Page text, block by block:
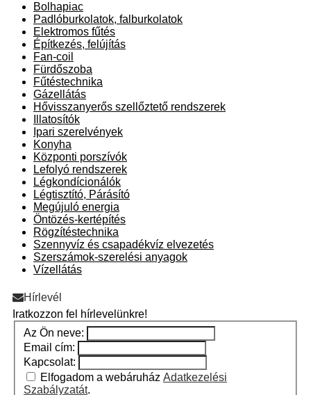
Bolhapiac
Padlóburkolatok, falburkolatok
Elektromos fűtés
Építkezés, felújítás
Fan-coil
Fürdőszoba
Fűtéstechnika
Gázellátás
Hővisszanyerős szellőztető rendszerek
Illatosítók
Ipari szerelvények
Konyha
Központi porszívók
Lefolyó rendszerek
Légkondícionálók
Légtisztító, Párásító
Megújuló energia
Öntözés-kertépítés
Rögzítéstechnika
Szennyvíz és csapadékvíz elvezetés
Szerszámok-szerelési anyagok
Vízellátás
Hírlevél
Iratkozzon fel hírlevelünkre!
Az Ön neve:
Email cím:
Kapcsolat:
Elfogadom a webáruház Adatkezelési
Szabályzatát.